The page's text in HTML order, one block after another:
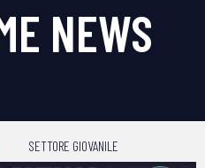
NEWS
SETTORE GIOVANILE